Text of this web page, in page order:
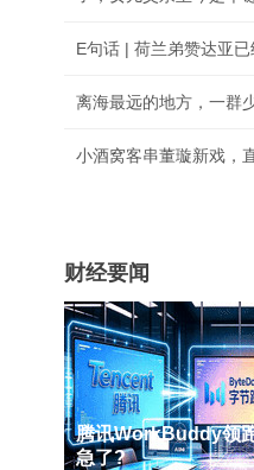
E句话 | 荷兰弟赞达亚已
离海最远的地方，一群
小酒窝客串董璇新戏，
财经要闻
腾讯WorkBuddy领
急了?